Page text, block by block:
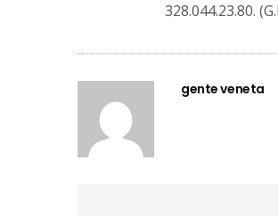
328.044.23.80.
gente veneta